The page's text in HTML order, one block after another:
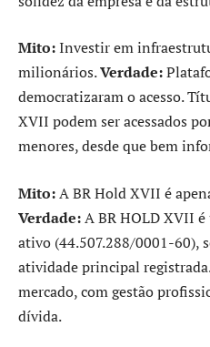
Mito:Investir em
milionários.Verdade:
democratizaram o acesso.
XVII podem ser acessados
menores, desde que bem
Mito:A BR Hold XVII é
Verdade:A BR HOLD XVII
ativo (44.507.288/0001-60),
atividade principal
mercado, com gestão
dívida.